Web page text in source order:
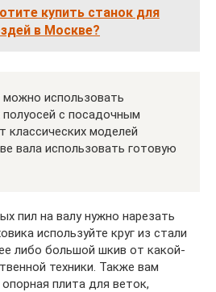
купить станок для
в Москве?
использовать
с посадочным
моделей
вала использовать готовую
пил на валу нужно нарезать
используйте круг из стали
либо большой шкив от какой-
техники. Также вам
плита для веток,